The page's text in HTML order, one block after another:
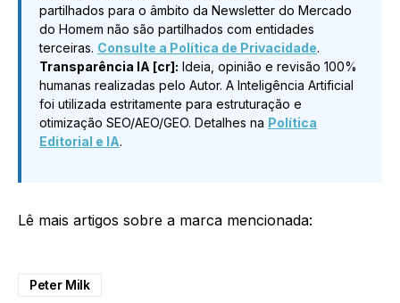
partilhados para o âmbito da Newsletter do Mercado
do Homem não são partilhados com entidades
terceiras. Consulte a Política de Privacidade.
Transparência IA [cr]: Ideia, opinião e revisão 100%
humanas realizadas pelo Autor. A Inteligência Artificial
foi utilizada estritamente para estruturação e
otimização SEO/AEO/GEO. Detalhes na Política
Editorial e IA.
Lê mais artigos sobre a marca mencionada:
Peter Milk